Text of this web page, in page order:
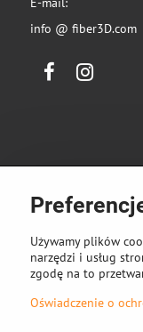
info @ fiber3D.com
FacebookInstagram
Używamy plików
narzędzi i usług
zgodę na to
Oświadczenie o